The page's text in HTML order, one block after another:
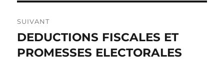
SUIVANT
Publication
suivante :
DEDUCTIONS FISCALES ET
PROMESSES ELECTORALES